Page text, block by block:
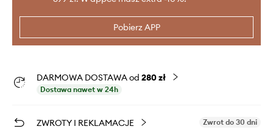
Pobierz APP
DARMOWA DOSTAWA od 280 zł
Dostawa nawet w 24h
ZWROTY I REKLAMACJE Zwrot do 30 dni